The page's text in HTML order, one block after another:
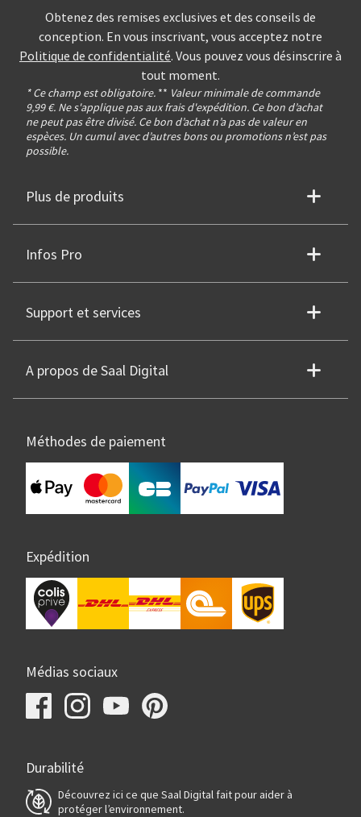
Obtenez des remises exclusives et des conseils de
conception. En vous inscrivant, vous acceptez notre
Politique de confidentialité. Vous pouvez vous désinscrire à
tout moment.
* Ce champ est obligatoire. ** Valeur minimale de commande
9,99 €. Ne s'applique pas aux frais d'expédition. Ce bon d’achat
ne peut pas être divisé. Ce bon d’achat n’a pas de valeur en
espèces. Un cumul avec d’autres bons ou promotions n’est pas
possible.
Plus de produits
Infos Pro
Support et services
A propos de Saal Digital
Méthodes de paiement
Expédition
Médias sociaux
Durabilité
Découvrez ici ce que Saal Digital fait pour aider à
protéger l’environnement.